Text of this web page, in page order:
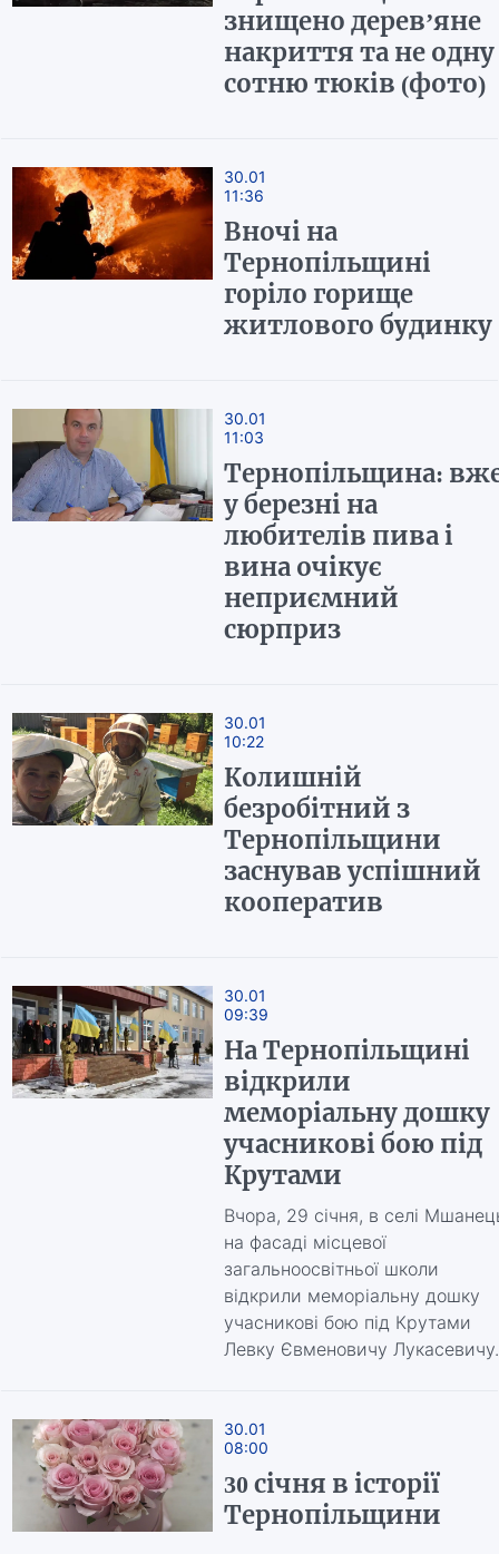
знищено дерев’яне
накриття та не одну
сотню тюків (фото)
30.01
11:36
Вночі на
Тернопільщині
горіло горище
житлового будинку
30.01
11:03
Тернопільщина:
у березні на
любителів пива і
вина очікує
неприємний
сюрприз
30.01
10:22
Колишній
безробітний з
Тернопільщини
заснував успішний
кооператив
30.01
09:39
На Тернопільщині
відкрили
меморіальну дошку
учасникові бою під
Крутами
Вчора, 29 січня, в селі
на фасаді місцевої
загальноосвітньої школи
відкрили меморіальну дошку
учасникові бою під Крутами
Левку Євменовичу Лукасевичу.
30.01
08:00
30 січня в історії
Тернопільщини